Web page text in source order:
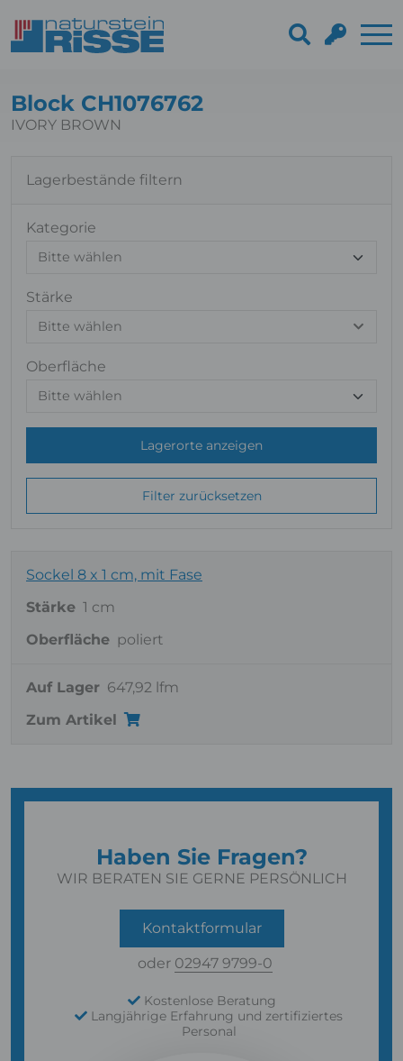
Block CH1076762
IVORY BROWN
Lagerbestände filtern
Kategorie
Stärke
Bitte wählen
Oberfläche
Lagerorte anzeigen
Filter zurücksetzen
Sockel 8 x 1 cm, mit Fase
Stärke 1 cm
Oberfläche poliert
Auf Lager 647,92 lfm
Zum Artikel
Haben Sie Fragen?
WIR BERATEN SIE GERNE PERSÖNLICH
Kontaktformular
oder 02947 9799-0
Kostenlose Beratung
Langjährige Erfahrung und zertifiziertes
Personal